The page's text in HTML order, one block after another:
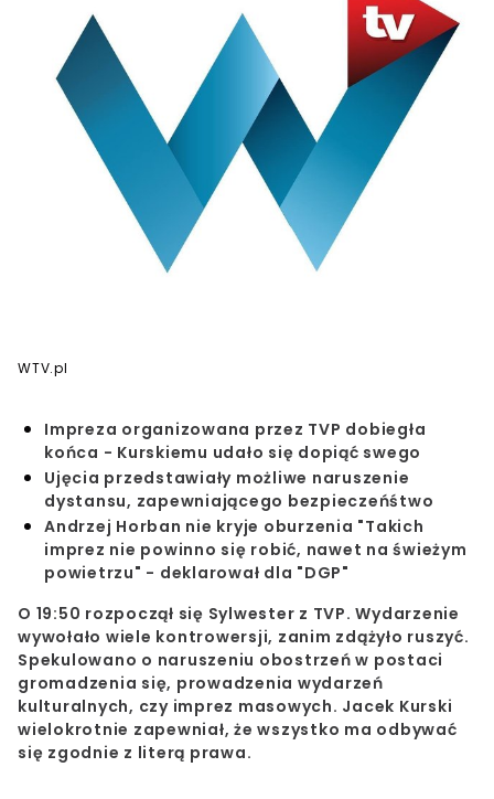
WTV.pl
Impreza organizowana przez TVP dobiegła
końca - Kurskiemu udało się dopiąć swego
Ujęcia przedstawiały możliwe naruszenie
dystansu, zapewniającego bezpieczeńśtwo
Andrzej Horban nie kryje oburzenia "Takich
imprez nie powinno się robić, nawet na świeżym
powietrzu" - deklarował dla "DGP"
O 19:50 rozpoczął się Sylwester z TVP. Wydarzenie
wywołało wiele kontrowersji, zanim zdążyło ruszyć.
Spekulowano o naruszeniu obostrzeń w postaci
gromadzenia się, prowadzenia wydarzeń
kulturalnych, czy imprez masowych. Jacek Kurski
wielokrotnie zapewniał, że wszystko ma odbywać
się zgodnie z literą prawa.